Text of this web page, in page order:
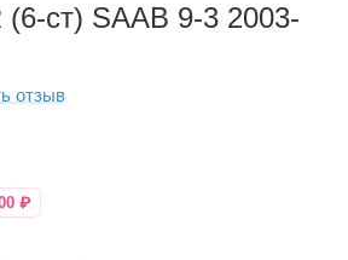
ст) SAAB 9-3 2003-
отзыв
₽